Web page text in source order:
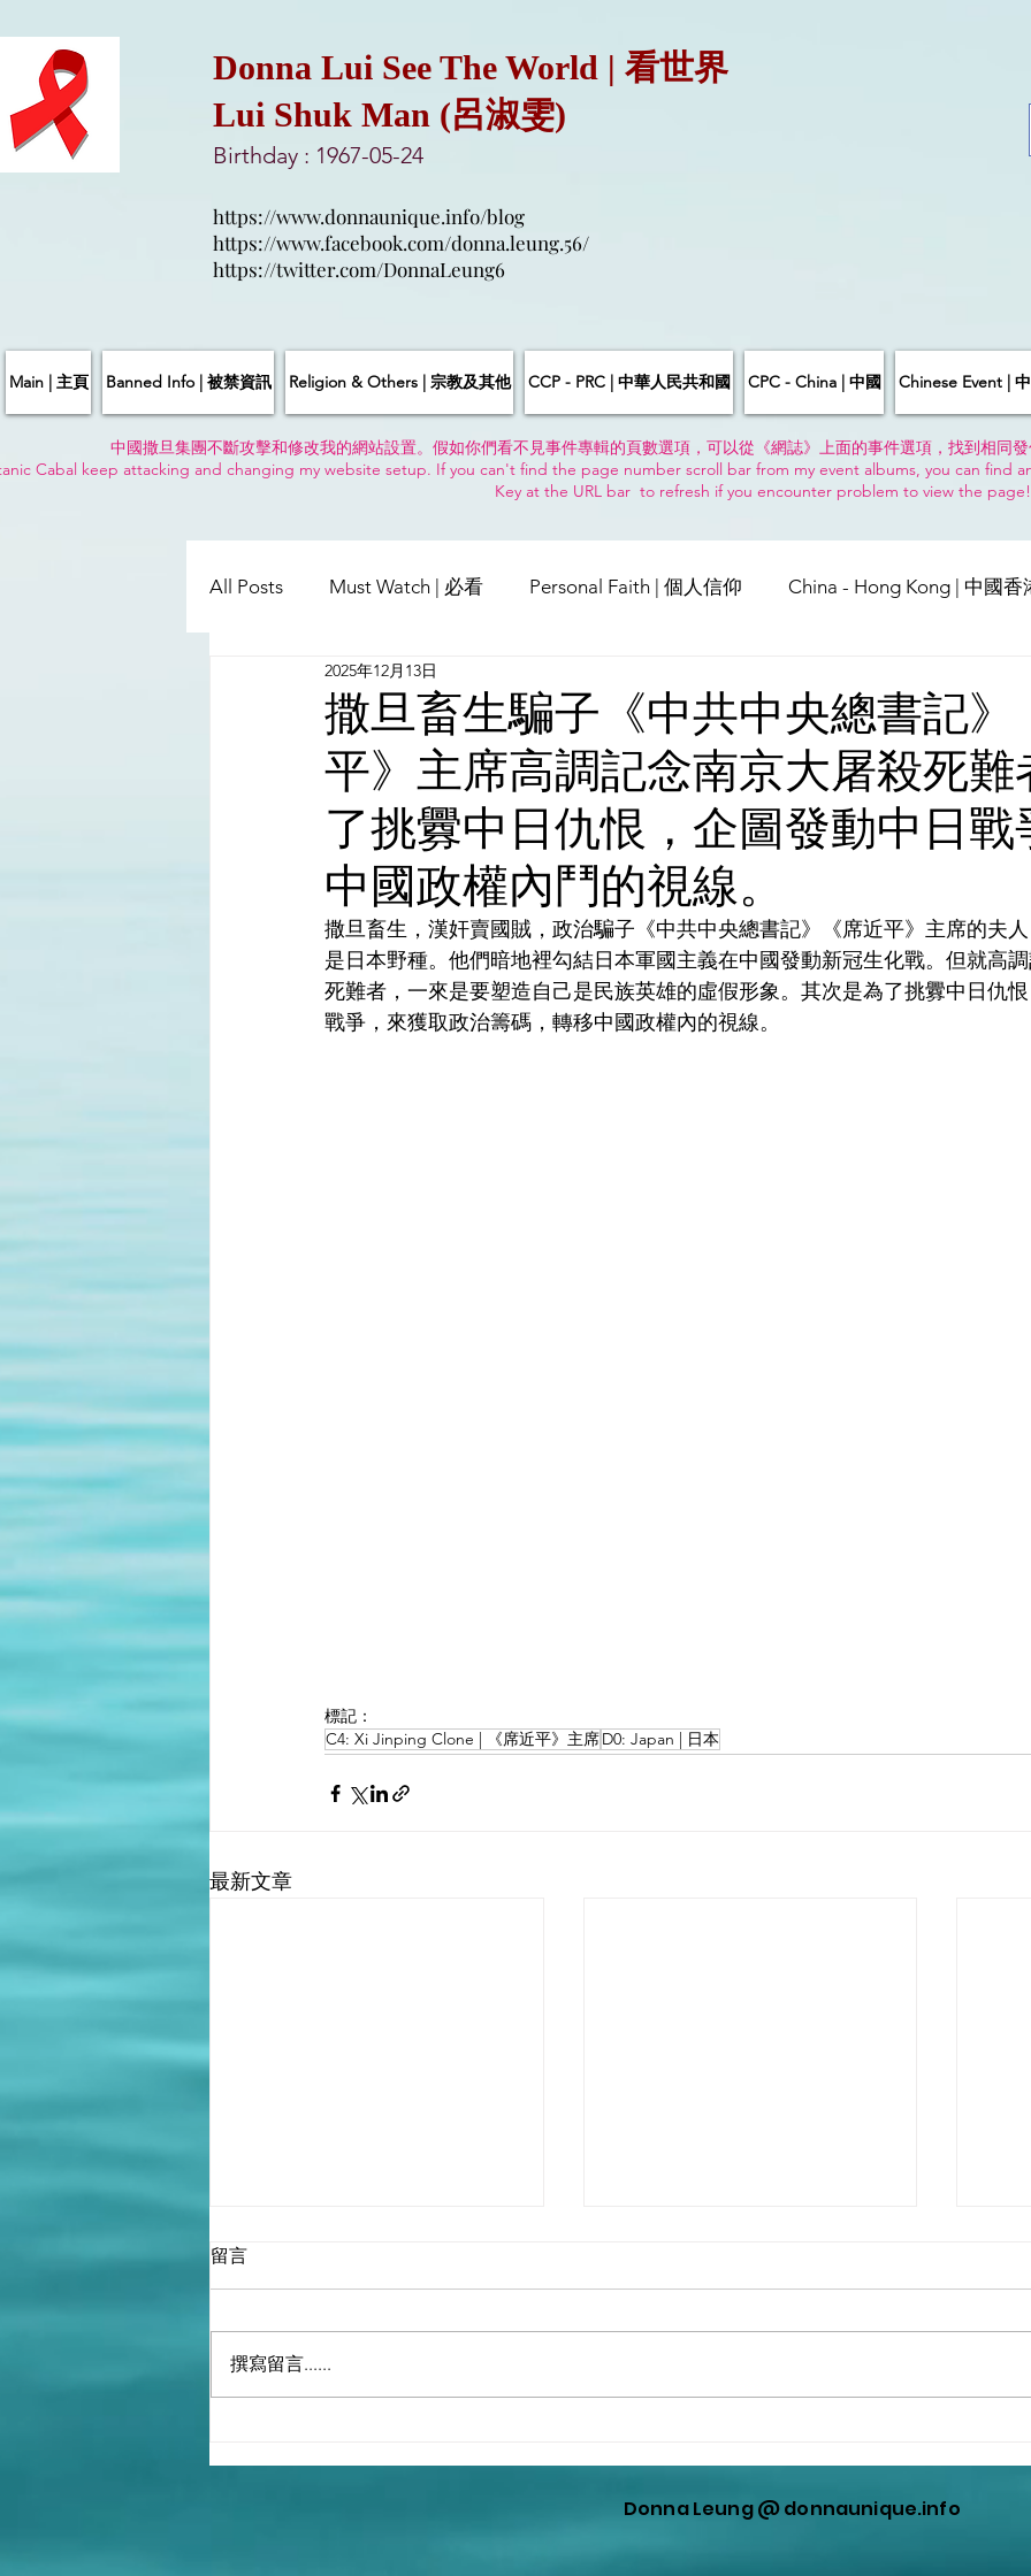
Donna Lui See The World | 看世界
Lui Shuk Man (呂淑雯)
Birthday : 1967-05-24
https://www.donnaunique.info/blog
https://www.facebook.com/donna.leung.56/
https://twitter.com/DonnaLeung6
Main | 主頁 Banned Info | 被禁資訊 Religion & Others | 宗教及其他 CCP - PRC | 中華人民共和國 CPC - China | 中國 Chinese Event |
中國撒旦集團不斷攻擊和修改我的網站設置。假如你們看不見事件專輯的頁數選項，可以從《網誌》上面的事件選項，找到相同
Cabal keep attacking and changing my website setup. If you can't find the page number scroll bar from my event albums, you can find
Key at the URL bar to refresh if you encounter problem to view the
All Posts Must Watch | 必看 Personal Faith | 個人信仰 China - Hong Kong | 中國香
China - Taiwan | 中國臺灣
Satanic Cabals | 撒旦集團 USA | 美國 Pandemic & Health | 流行病 & 健康
Religion | 宗教 Mass Media | 傳媒 Middle East
撒旦畜生騙子《中共中央總書記》
平》主席高調記念南京大屠殺死難
了挑釁中日仇恨，企圖發動中日戰
中國政權內鬥的視線。
2025年12月13日
撒旦畜生，漢奸賣國賊，政治騙子《中共中央總書記》《席近平》主席的夫
是日本野種。他們暗地裡勾結日本軍國主義在中國發動新冠生化戰。但就高
死難者，一來是要塑造自己是民族英雄的虛假形象。其次是為了挑釁中日仇
戰爭，來獲取政治籌碼，轉移中國政權內的視線。
標記：
C4: Xi Jinping Clone | 《席近平》主席D0: Japan | 日本
最新文章
尹力曾參與非典和新冠抗疫，
健康委員會直屬大型醫院。它
要的角色！
員
留言
撰寫留言......
Donna Leung @ donnaunique.info